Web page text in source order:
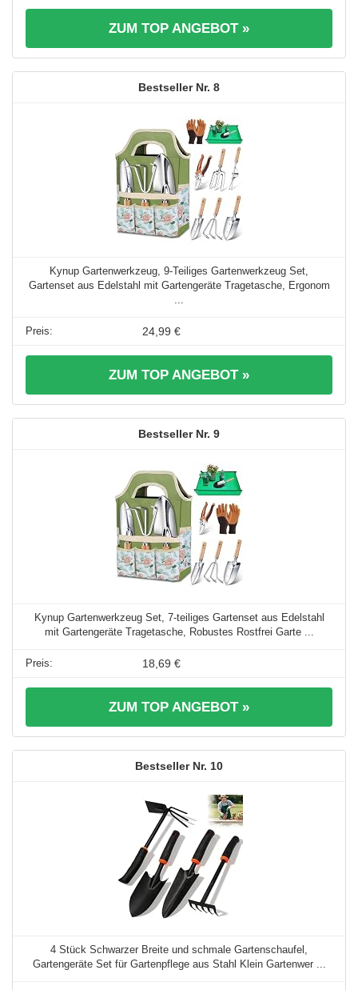
ZUM TOP ANGEBOT »
8
Kynup Gartenwerkzeug, 9-Teiliges Gartenwerkzeug Set,
Gartenset aus Edelstahl mit Gartengeräte Tragetasche, Ergonom
...
24,99 €
ZUM TOP ANGEBOT »
9
Kynup Gartenwerkzeug Set, 7-teiliges Gartenset aus Edelstahl
mit Gartengeräte Tragetasche, Robustes Rostfrei Garte ...
18,69 €
ZUM TOP ANGEBOT »
10
4 Stück Schwarzer Breite und schmale Gartenschaufel,
Gartengeräte Set für Gartenpflege aus Stahl Klein Gartenwer ...